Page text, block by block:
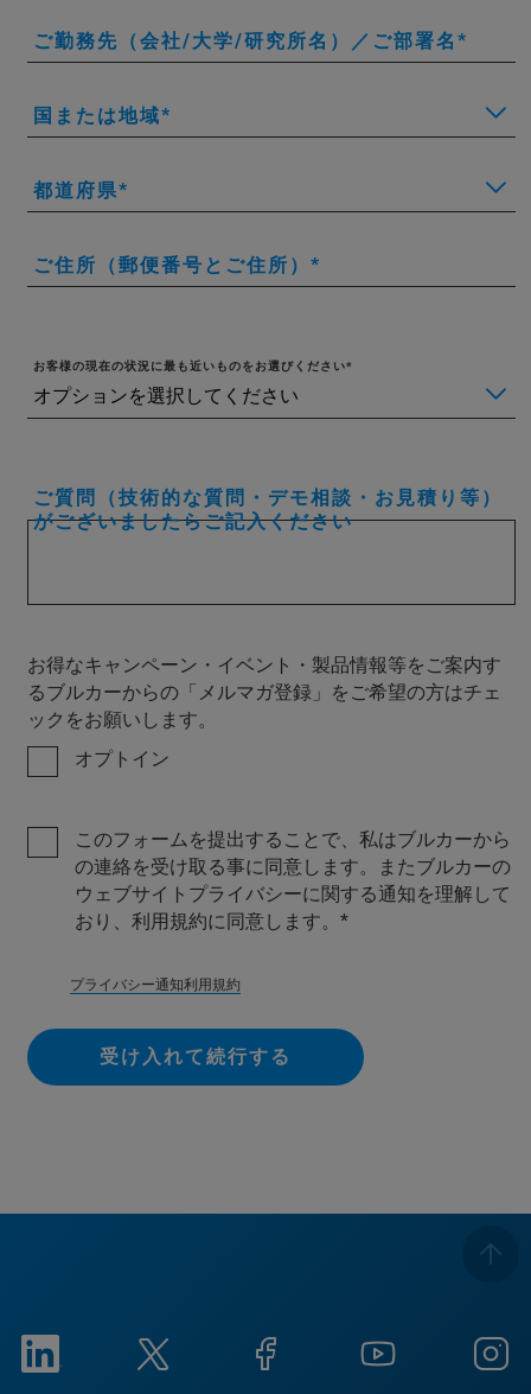
ご勤務先（会社/大学/研究所名）／ご部署名
国または地域
都道府県
ご住所（郵便番号とご住所）
お客様の現在の状況に最も近いものをお選びください
ご質問（技術的な質問・デモ相談・お見積り等）
がございましたらご記入ください
お得なキャンペーン・イベント・製品情報等をご案内す
るブルカーからの「メルマガ登録」をご希望の方はチェ
ックをお願いします。
オプトイン
このフォームを提出することで、私はブルカーから
の連絡を受け取る事に同意します。またブルカーの
ウェブサイトプライバシーに関する通知を理解して
おり、利用規約に同意します。
プライバシー通知利用規約
受け入れて続行する